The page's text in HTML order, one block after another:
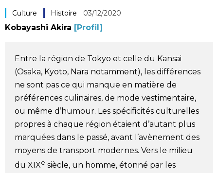
Gastronomie
En plus
Données
Séries
Personnages
Culture Histoire 03/12/2020
Kobayashi Akira [Profil]
Entre la région de Tokyo et celle du Kansai
(Osaka, Kyoto, Nara notamment), les différences
ne sont pas ce qui manque en matière de
préférences culinaires, de mode vestimentaire,
ou même d’humour. Les spécificités culturelles
propres à chaque région étaient d’autant plus
marquées dans le passé, avant l’avènement des
moyens de transport modernes. Vers le milieu
du XIXe siècle, un homme, étonné par les